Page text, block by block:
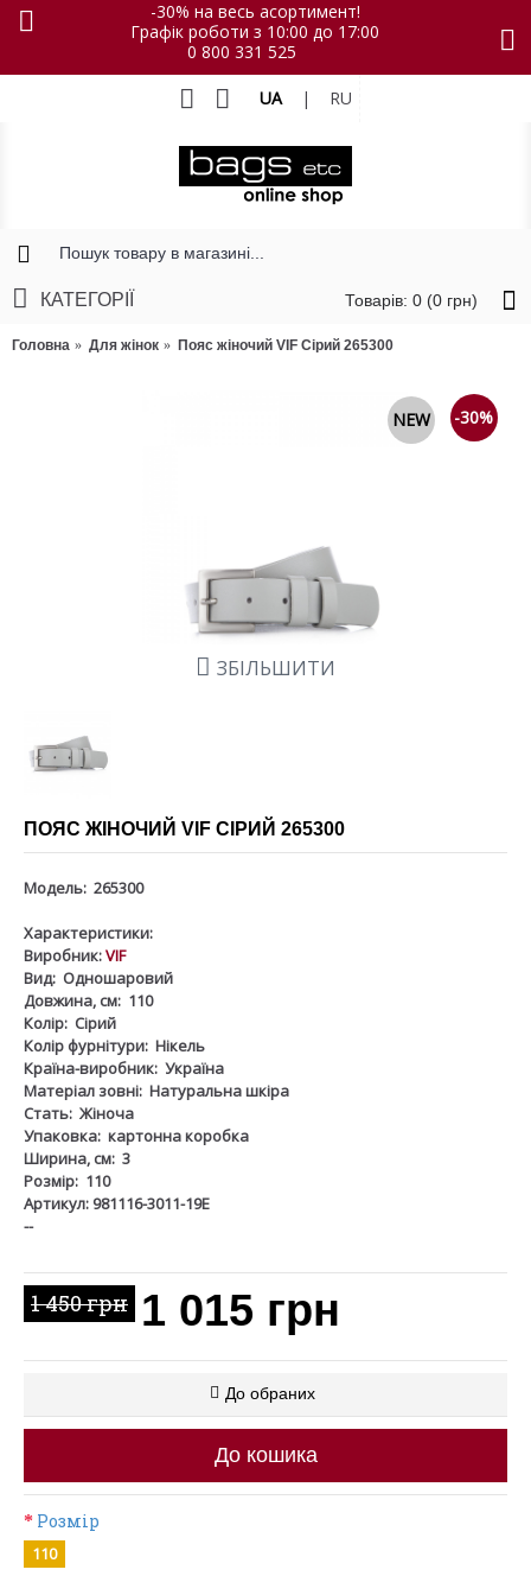
-30% на весь асортимент!
Графік роботи з 10:00 до 17:00
0 800 331 525
UA | RU
Товарів: 0 (0 грн)
КАТЕГОРІЇ
Головна Для жінок Пояс жіночий VIF Сірий 265300
-30%
NEW
ЗБІЛЬШИТИ
ПОЯС ЖІНОЧИЙ VIF СІРИЙ 265300
Модель: 265300
Характеристики:
Виробник:VIF
Вид: Одношаровий
Довжина, см: 110
Колір: Сірий
Колір фурнітури: Нікель
Країна-виробник: Україна
Матеріал зовні: Натуральна шкіра
Стать: Жіноча
Упаковка: картонна коробка
Ширина, см: 3
Розмір: 110
Артикул: 981116-3011-19Е
--
1 450 грн 1 015 грн
До обраних
До кошика
Розмір
110